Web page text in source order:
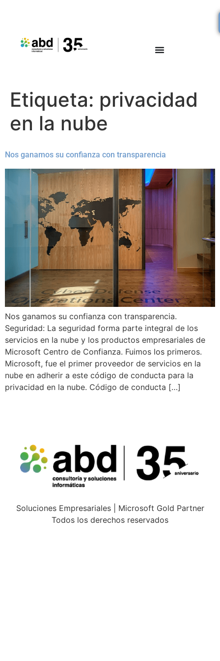
Etiqueta: privacidad
en la nube
Nos ganamos su confianza con transparencia
Nos ganamos su confianza con transparencia.
Seguridad: La seguridad forma parte integral de los
servicios en la nube y los productos empresariales de
Microsoft Centro de Confianza. Fuimos los primeros.
Microsoft, fue el primer proveedor de servicios en la
nube en adherir a este código de conducta para la
privacidad en la nube. Código de conducta […]
Soluciones Empresariales | Microsoft Gold Partner
Todos los derechos reservados